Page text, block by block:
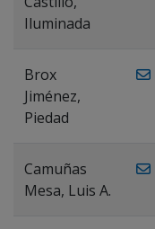
Iluminada
Brox
Jiménez,
Piedad
Camuñas
Mesa, Luis A.